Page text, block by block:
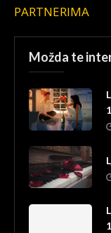
PARTNERIMA
Možda te